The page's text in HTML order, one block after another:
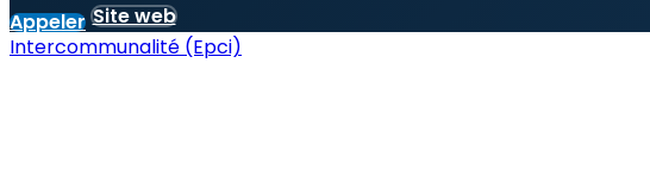
Appeler Site web
Intercommunalité (Epci)